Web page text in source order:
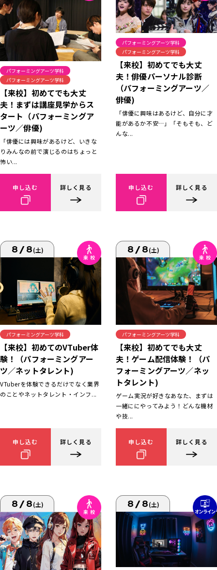
パフォーミングアーツ学科
パフォーミングアーツ学科
【来校】初めてでも大丈
夫！まずは講座見学からス
タート（パフォーミングア
ーツ／俳優)
「俳優には興味があるけど、いきな
りみんなの前で演じるのはちょっと
怖い...
申し込む 詳しく見る
パフォーミングアーツ学科
パフォーミングアーツ学科
【来校】初めてでも大丈
夫！俳優パーソナル診断
（パフォーミングアーツ／
俳優)
「俳優に興味はあるけど、自分に才
能があるか不安…」「そもそも、ど
んな...
申し込む 詳しく見る
8/8(土)
パフォーミングアーツ学科
【来校】初めてのVTuber体
験！（パフォーミングアー
ツ／ネットタレント)
VTuberを体験できるだけでなく業界
のことやネットタレント・インフ...
申し込む 詳しく見る
8/8(土)
パフォーミングアーツ学科
【来校】初めてでも大丈
夫！ゲーム配信体験！（パ
フォーミングアーツ／ネッ
トタレント)
ゲーム実況が好きなあなた、まずは
一緒ににやってみよう！どんな機材
や技...
申し込む 詳しく見る
8/8(土) 8/8(土)